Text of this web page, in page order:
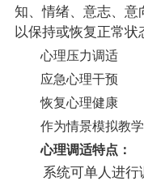
知、情绪、意志、意
以保持或恢复正常状
心理压力调适
应急心理干预
恢复心理健康
作为情景模拟教
心理调适特点：
系统可单人进行